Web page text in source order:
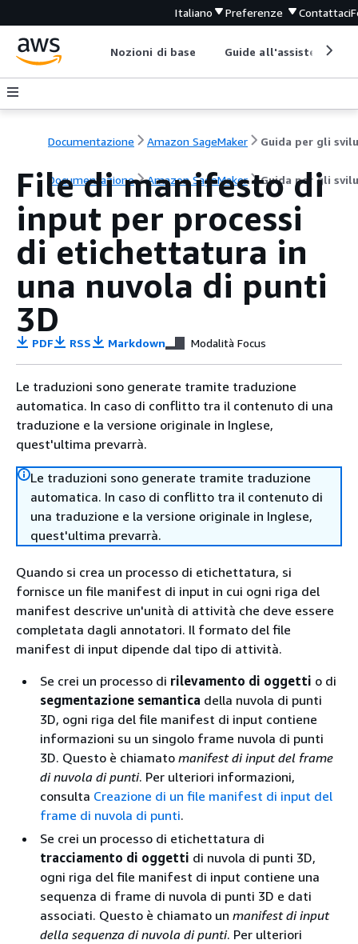
Italiano Preferenze Contattaci
Nozioni di base Guide all'assistenza
Documentazione Amazon SageMaker
Documentazione Amazon SageMaker Guida per gli
File di manifesto di
input per processi
di etichettatura in
una nuvola di punti
3D
PDF RSS Markdown Modalità Focus
Le traduzioni sono generate tramite traduzione
automatica. In caso di conflitto tra il contenuto di una
traduzione e la versione originale in Inglese,
quest'ultima prevarrà.
Le traduzioni sono generate tramite traduzione
automatica. In caso di conflitto tra il contenuto di
una traduzione e la versione originale in Inglese,
quest'ultima prevarrà.
Quando si crea un processo di etichettatura, si
fornisce un file manifest di input in cui ogni riga del
manifest descrive un'unità di attività che deve essere
completata dagli annotatori. Il formato del file
manifest di input dipende dal tipo di attività.
Se crei un processo di rilevamento di oggetti o di
segmentazione semantica della nuvola di punti
3D, ogni riga del file manifest di input contiene
informazioni su un singolo frame nuvola di punti
3D. Questo è chiamato manifest di input del frame
di nuvola di punti. Per ulteriori informazioni,
consulta Creazione di un file manifest di input del
frame di nuvola di punti.
Se crei un processo di etichettatura di
tracciamento di oggetti di nuvola di punti 3D,
ogni riga del file manifest di input contiene una
sequenza di frame di nuvola di punti 3D e dati
associati. Questo è chiamato un manifest di input
della sequenza di nuvola di punti. Per ulteriori